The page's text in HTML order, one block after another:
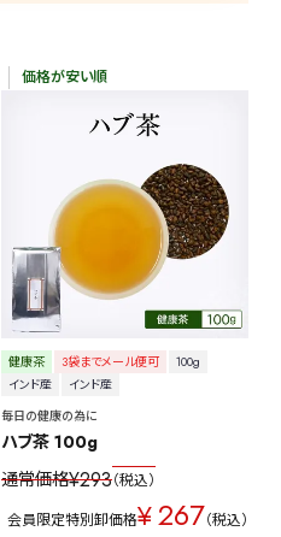
価格が安い順
健康茶 3袋までメール便可
100g
インド産
インド産
毎日の健康の為に
ハブ茶 100g
通常価格¥293 税込
会員限定特別卸価格¥267 税込